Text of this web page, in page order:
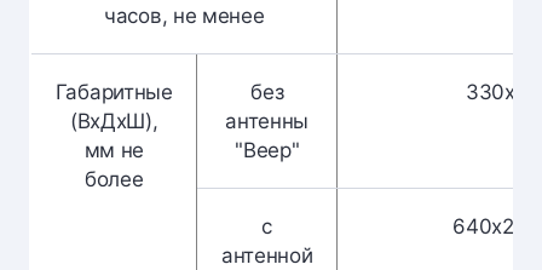
часов, не менее
Габаритные
(ВхДхШ),
мм не
более
без
антенны
"Веер"
с
антенной